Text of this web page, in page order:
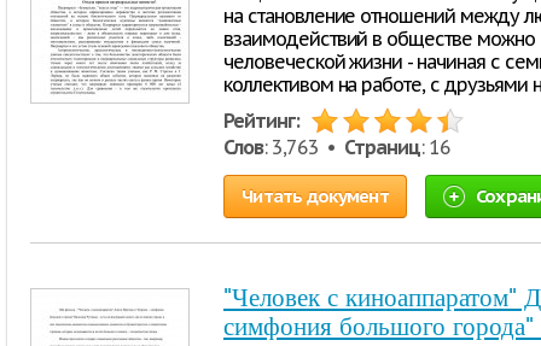
на становление отношений между
взаимодействий в обществе можно
человеческой жизни - начиная с
коллективом на работе, с друзьями
Рейтинг:
Слов: 3,763 • Страниц: 16
Читать документ
"Человек с киноаппаратом"
симфония большого города"